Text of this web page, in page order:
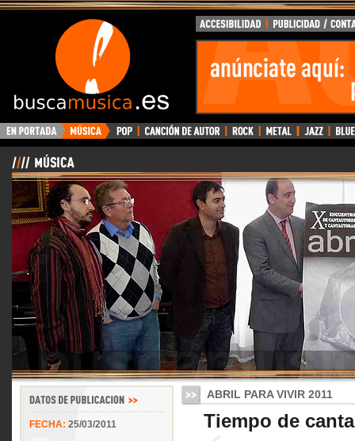
BuscaMusica.es
FECHA: 25/03/2011
ABRIL PARA VIVIR 2011
Tiempo de